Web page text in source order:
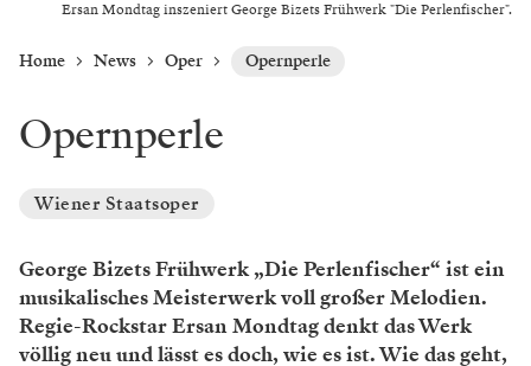
Ersan Mondtag inszeniert George Bizets Frühwerk "Die Perlenfischer".
Home News Oper Opernperle
Opernperle
Wiener Staatsoper
George Bizets Frühwerk „Die Perlenfischer“ ist ein
musikalisches Meisterwerk voll großer Melodien.
Regie-Rockstar Ersan Mondtag denkt das Werk
völlig neu und lässt es doch, wie es ist. Wie das geht,